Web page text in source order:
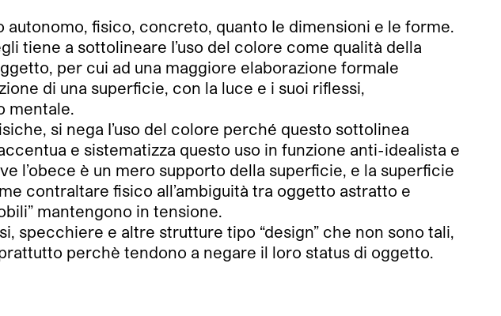
fisico, concreto, quanto Ie dimensioni e le forme.
tiene a sottolineare I’uso del colore come qualità della
per cui ad una maggiore elaborazione formale
di una superficie, con la luce e i suoi riflessi,
mentale.
si nega I’uso del colore perché questo sottolinea
e sistematizza questo uso in funzione anti-idealista e
l’obece è un mero supporto della superficie, e la superficie
contraltare fisico all’ambiguità tra oggetto astratto e
mantengono in tensione.
specchiere e altre strutture tipo “design” che non sono tali,
perchè tendono a negare il loro status di oggetto.